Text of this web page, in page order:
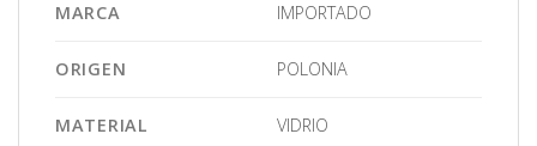
MARCA IMPORTADO
ORIGEN POLONIA
MATERIAL VIDRIO